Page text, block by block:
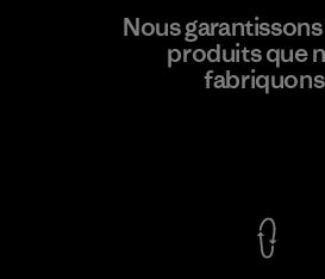
W.L. Gore &
Material-supplier
Nous
produits que